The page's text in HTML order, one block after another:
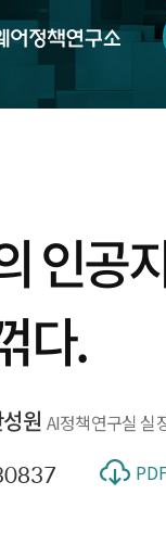
기간
인공
다.
원 AI정책연구실 실